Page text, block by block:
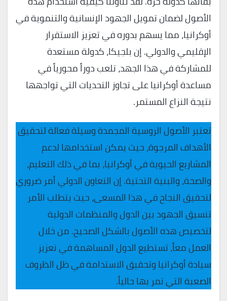
الأصول لضمان تمويل الجهود الإنسانية والتنموية في
أوكرانيا، مما يسهم بدوره في تعزيز الاستقرار
الإقليمي والدولي. إن بلجيكا، كدولة مستعدة
للمشاركة في هذا الجهد، تلعب دوراً محورياً في
مساعدة أوكرانيا على تجاوز التحديات التي تواجهها
نتيجة النزاع المستمر.
تعتبر الأصول الروسية المجمدة وسيلة فعالة لتحقيق
الأهداف المرجوة، حيث يمكن استخدامها لدعم
المشاريع الحيوية في أوكرانيا، بما في ذلك التعليم،
والصحة، والبنية التحتية. إن التعاون الدولي أمر ضروري
لتحقيق النجاح في هذا المسعى، حيث يتطلب الأمر
تنسيق الجهود بين الدول والمنظمات الدولية
لتخصيص هذه الأصول بالشكل الصحيح. من خلال
العمل معاً، تستطيع الدول المساهمة في تعزيز
سيادة أوكرانيا وتحقيق الاستدامة في ظل الظروف
الصعبة التي تمر بها حالياً.